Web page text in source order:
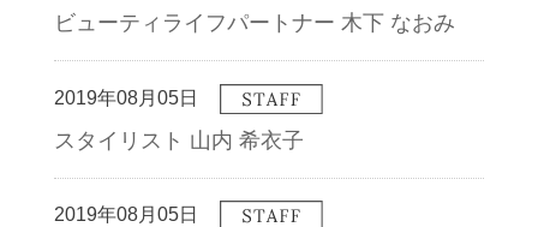
ビューティライフパートナー 木下 なおみ
2019年08月05日
スタイリスト 山内 希衣子
2019年08月05日